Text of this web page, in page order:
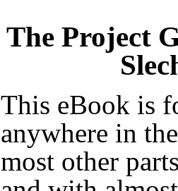
The Project
This eBook is
anywhere in
most other